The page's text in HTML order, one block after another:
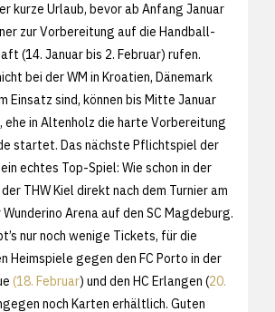
kurze Urlaub, bevor ab Anfang Januar
zur Vorbereitung auf die Handball-
(14. Januar bis 2. Februar) rufen.
bei der WM in Kroatien, Dänemark
Einsatz sind, können bis Mitte Januar
ehe in Altenholz die harte Vorbereitung
startet. Das nächste Pflichtspiel der
echtes Top-Spiel: Wie schon in der
THW Kiel direkt nach dem Turnier am
Wunderino Arena auf den SC Magdeburg.
nur noch wenige Tickets, für die
Heimspiele gegen den FC Porto in der
(18. Februar) und den HC Erlangen (20.
noch Karten erhältlich. Guten